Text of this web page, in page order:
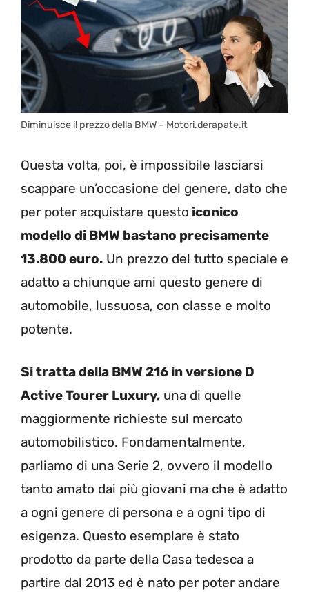
Diminuisce il prezzo della BMW – Motori.derapate.it
Questa volta, poi, è impossibile lasciarsi
scappare un’occasione del genere, dato che
per poter acquistare questo iconico
modello di BMW bastano precisamente
13.800 euro. Un prezzo del tutto speciale e
adatto a chiunque ami questo genere di
automobile, lussuosa, con classe e molto
potente.
Si tratta della BMW 216 in versione D
Active Tourer Luxury, una di quelle
maggiormente richieste sul mercato
automobilistico. Fondamentalmente,
parliamo di una Serie 2, ovvero il modello
tanto amato dai più giovani ma che è adatto
a ogni genere di persona e a ogni tipo di
esigenza. Questo esemplare è stato
prodotto da parte della Casa tedesca a
partire dal 2013 ed è nato per poter andare